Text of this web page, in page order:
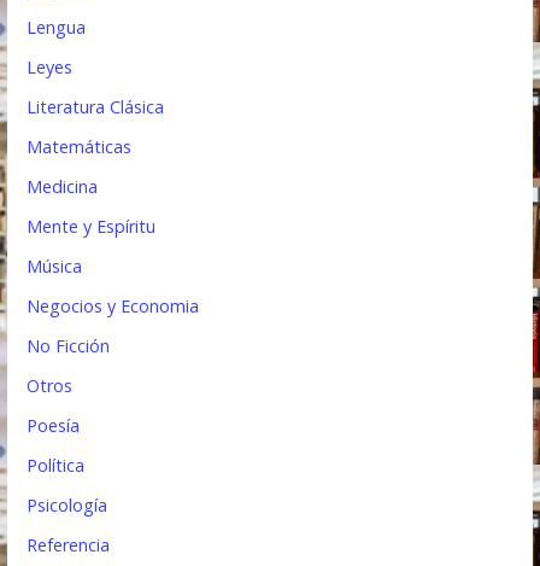
Lengua
Leyes
Literatura Clásica
Matemáticas
Medicina
Mente y Espíritu
Música
Negocios y Economia
No Ficción
Otros
Poesía
Política
Psicología
Referencia